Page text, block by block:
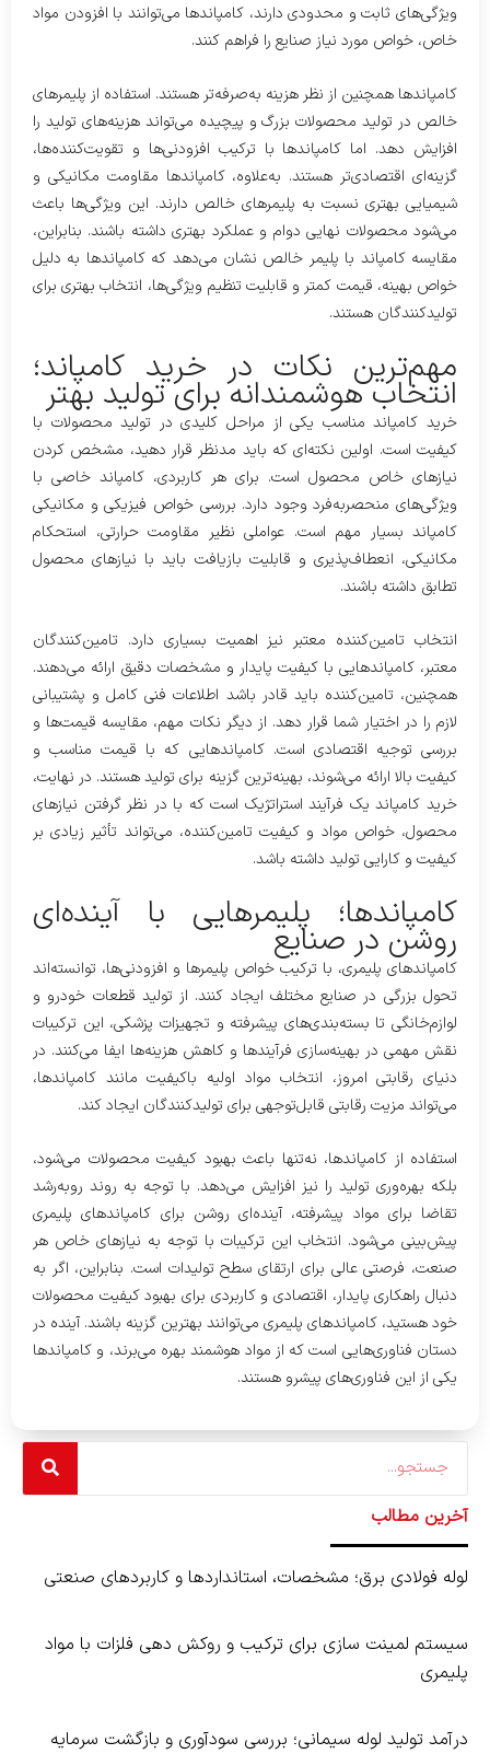
ویژگی‌های ثابت و محدودی دارند، کامپاندها می‌توانند با افزودن مواد
خاص، خواص مورد نیاز صنایع را فراهم کنند.
کامپاندها همچنین از نظر هزینه به‌صرفه‌تر هستند. استفاده از پلیمرهای
خالص در تولید محصولات بزرگ و پیچیده می‌تواند هزینه‌های تولید را
افزایش دهد. اما کامپاندها با ترکیب افزودنی‌ها و تقویت‌کننده‌ها،
گزینه‌ای اقتصادی‌تر هستند. به‌علاوه، کامپاندها مقاومت مکانیکی و
شیمیایی بهتری نسبت به پلیمرهای خالص دارند. این ویژگی‌ها باعث
می‌شود محصولات نهایی دوام و عملکرد بهتری داشته باشند. بنابراین،
مقایسه کامپاند با پلیمر خالص نشان می‌دهد که کامپاندها به دلیل
خواص بهینه، قیمت کمتر و قابلیت تنظیم ویژگی‌ها، انتخاب بهتری برای
تولیدکنندگان هستند.
مهم‌ترین نکات در خرید کامپاند؛
انتخاب هوشمندانه برای تولید بهتر
خرید کامپاند مناسب یکی از مراحل کلیدی در تولید محصولات با
کیفیت است. اولین نکته‌ای که باید مدنظر قرار دهید، مشخص کردن
نیازهای خاص محصول است. برای هر کاربردی، کامپاند خاصی با
ویژگی‌های منحصربه‌فرد وجود دارد. بررسی خواص فیزیکی و مکانیکی
کامپاند بسیار مهم است. عواملی نظیر مقاومت حرارتی، استحکام
مکانیکی، انعطاف‌پذیری و قابلیت بازیافت باید با نیازهای محصول
تطابق داشته باشند.
انتخاب تامین‌کننده معتبر نیز اهمیت بسیاری دارد. تامین‌کنندگان
معتبر، کامپاندهایی با کیفیت پایدار و مشخصات دقیق ارائه می‌دهند.
همچنین، تامین‌کننده باید قادر باشد اطلاعات فنی کامل و پشتیبانی
لازم را در اختیار شما قرار دهد. از دیگر نکات مهم، مقایسه قیمت‌ها و
بررسی توجیه اقتصادی است. کامپاندهایی که با قیمت مناسب و
کیفیت بالا ارائه می‌شوند، بهینه‌ترین گزینه برای تولید هستند. در نهایت،
خرید کامپاند یک فرآیند استراتژیک است که با در نظر گرفتن نیازهای
محصول، خواص مواد و کیفیت تامین‌کننده، می‌تواند تأثیر زیادی بر
کیفیت و کارایی تولید داشته باشد.
کامپاندها؛ پلیمرهایی با آینده‌ای
روشن در صنایع
کامپاندهای پلیمری، با ترکیب خواص پلیمرها و افزودنی‌ها، توانسته‌اند
تحول بزرگی در صنایع مختلف ایجاد کنند. از تولید قطعات خودرو و
لوازم‌خانگی تا بسته‌بندی‌های پیشرفته و تجهیزات پزشکی، این ترکیبات
نقش مهمی در بهینه‌سازی فرآیندها و کاهش هزینه‌ها ایفا می‌کنند. در
دنیای رقابتی امروز، انتخاب مواد اولیه باکیفیت مانند کامپاندها،
می‌تواند مزیت رقابتی قابل‌توجهی برای تولیدکنندگان ایجاد کند.
استفاده از کامپاندها، نه‌تنها باعث بهبود کیفیت محصولات می‌شود،
بلکه بهره‌وری تولید را نیز افزایش می‌دهد. با توجه به روند رو‌به‌رشد
تقاضا برای مواد پیشرفته، آینده‌ای روشن برای کامپاندهای پلیمری
پیش‌بینی می‌شود. انتخاب این ترکیبات با توجه به نیازهای خاص هر
صنعت، فرصتی عالی برای ارتقای سطح تولیدات است. بنابراین، اگر به
دنبال راهکاری پایدار، اقتصادی و کاربردی برای بهبود کیفیت محصولات
خود هستید، کامپاندهای پلیمری می‌توانند بهترین گزینه باشند. آینده در
دستان فناوری‌هایی است که از مواد هوشمند بهره می‌برند، و کامپاندها
یکی از این فناوری‌های پیشرو هستند.
آخرین مطالب
لوله فولادی برق؛ مشخصات، استانداردها و کاربردهای صنعتی
سیستم لمینت‌ سازی برای ترکیب و روکش‌ دهی فلزات با مواد
پلیمری
درآمد تولید لوله سیمانی؛ بررسی سودآوری و بازگشت سرمایه